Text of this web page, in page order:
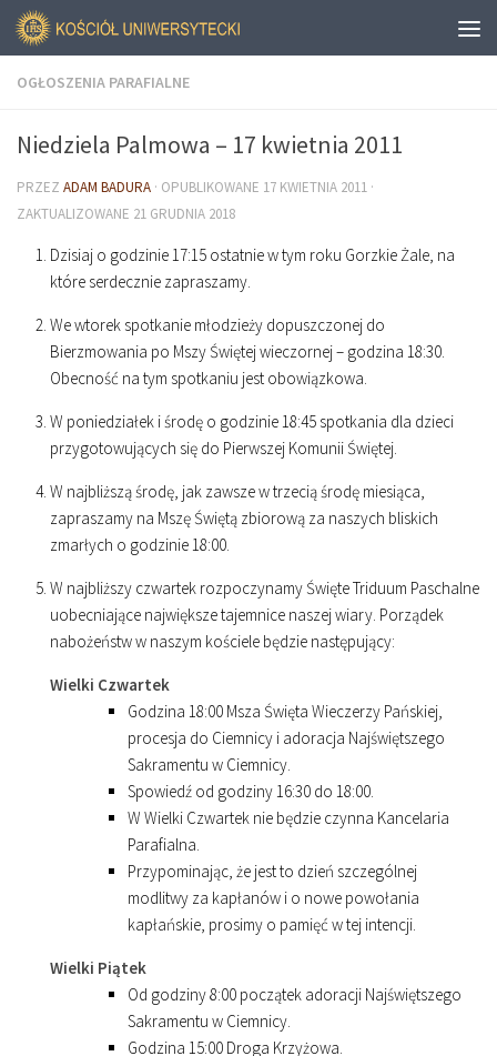
OGŁOSZENIA PARAFIALNE
Niedziela Palmowa – 17 kwietnia 2011
PRZEZ ADAM BADURA · OPUBLIKOWANE 17 KWIETNIA 2011 ·
ZAKTUALIZOWANE 21 GRUDNIA 2018
Dzisiaj o godzinie17:15 ostatnie w tym roku Gorzkie Żale, na
które serdecznie zapraszamy.
We wtorek spotkanie młodzieży dopuszczonej do
Bierzmowania po Mszy Świętej wieczornej – godzina 18:30.
Obecność na tym spotkaniu jest obowiązkowa.
W poniedziałek i środę o godzinie18:45 spotkania dla dzieci
przygotowujących się do Pierwszej Komunii Świętej.
W najbliższą środę, jak zawsze w trzecią środę miesiąca,
zapraszamy na Mszę Świętą zbiorową za naszych bliskich
zmarłych o godzinie18:00.
W najbliższy czwartek rozpoczynamy Święte Triduum Paschalne
uobecniające największe tajemnice naszej wiary. Porządek
nabożeństw w naszym kościele będzie następujący:
Wielki Czwartek
Godzina 18:00 Msza Święta Wieczerzy Pańskiej,
procesja do Ciemnicy i adoracja Najświętszego
Sakramentu w Ciemnicy.
Spowiedź od godziny16:30 do 18:00.
W Wielki Czwartek nie będzie czynna Kancelaria
Parafialna.
Przypominając, że jest to dzień szczególnej
modlitwy za kapłanów i o nowe powołania
kapłańskie, prosimy o pamięć w tej intencji.
Wielki Piątek
Od godziny8:00 początek adoracji Najświętszego
Sakramentu w Ciemnicy.
Godzina 15:00 Droga Krzyżowa.